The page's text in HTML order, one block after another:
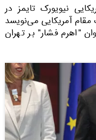
نیویورک تایمز در
آمریکایی می‌نویسد
"اهرم فشار" بر تهران